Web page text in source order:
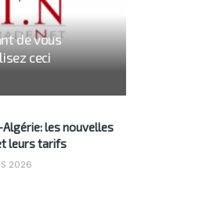
de vous
ceci
Algérie: les nouvelles
leurs tarifs
2026